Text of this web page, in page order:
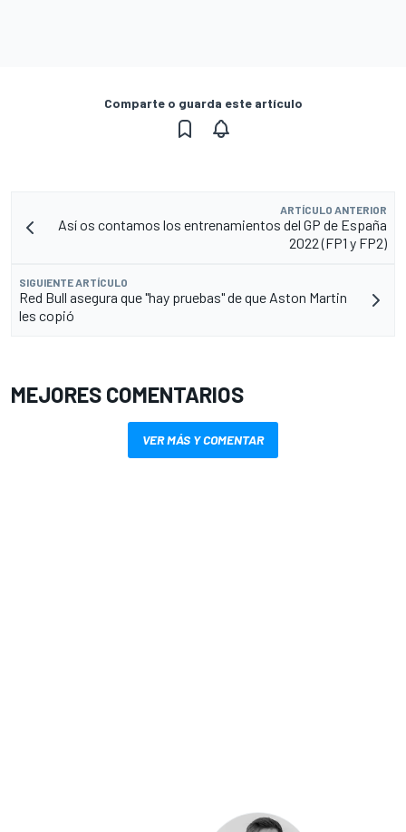
Comparte o guarda este artículo
ARTÍCULO ANTERIOR
Así os contamos los entrenamientos del GP de España
2022 (FP1 y FP2)
SIGUIENTE ARTÍCULO
Red Bull asegura que "hay pruebas" de que Aston Martin
les copió
MEJORES COMENTARIOS
VER MÁS Y COMENTAR